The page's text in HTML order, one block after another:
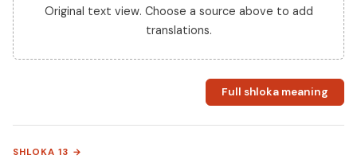
Original text view. Choose a source above to add
translations.
Full shloka meaning
SHLOKA 13 →